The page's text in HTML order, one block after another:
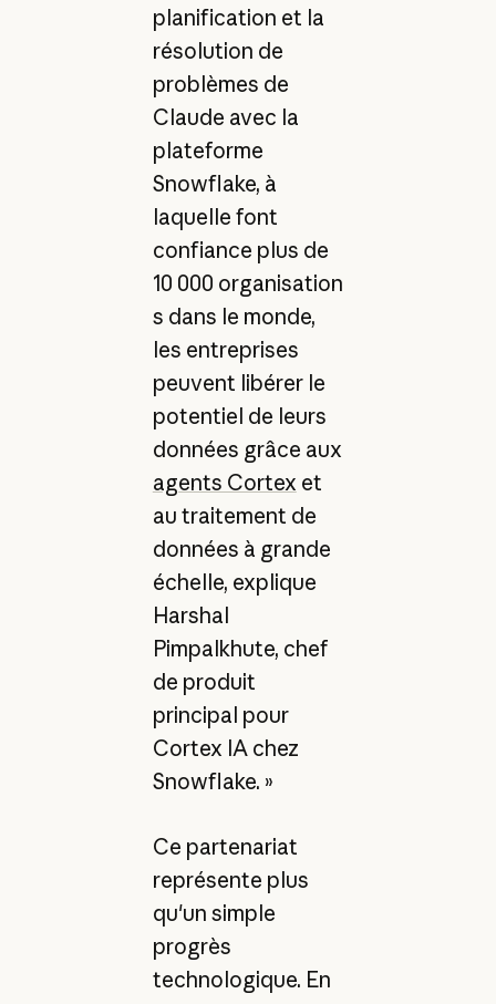
planification et la
résolution de
problèmes de
Claude avec la
plateforme
Snowflake, à
laquelle font
confiance plus de
10 000 organisation
s dans le monde,
les entreprises
peuvent libérer le
potentiel de leurs
données grâce aux
agents Cortex et
au traitement de
données à grande
échelle, explique
Harshal
Pimpalkhute, chef
de produit
principal pour
Cortex IA chez
Snowflake. »
Ce partenariat
représente plus
qu'un simple
progrès
technologique. En